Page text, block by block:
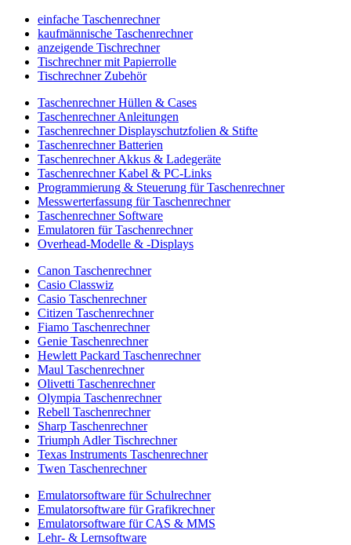
einfache Taschenrechner
kaufmännische Taschenrechner
anzeigende Tischrechner
Tischrechner mit Papierrolle
Tischrechner Zubehör
Taschenrechner Hüllen & Cases
Taschenrechner Anleitungen
Taschenrechner Displayschutzfolien & Stifte
Taschenrechner Batterien
Taschenrechner Akkus & Ladegeräte
Taschenrechner Kabel & PC-Links
Programmierung & Steuerung für Taschenrechner
Messwerterfassung für Taschenrechner
Taschenrechner Software
Emulatoren für Taschenrechner
Overhead-Modelle & -Displays
Canon Taschenrechner
Casio Classwiz
Casio Taschenrechner
Citizen Taschenrechner
Fiamo Taschenrechner
Genie Taschenrechner
Hewlett Packard Taschenrechner
Maul Taschenrechner
Olivetti Taschenrechner
Olympia Taschenrechner
Rebell Taschenrechner
Sharp Taschenrechner
Triumph Adler Tischrechner
Texas Instruments Taschenrechner
Twen Taschenrechner
Emulatorsoftware für Schulrechner
Emulatorsoftware für Grafikrechner
Emulatorsoftware für CAS & MMS
Lehr- & Lernsoftware